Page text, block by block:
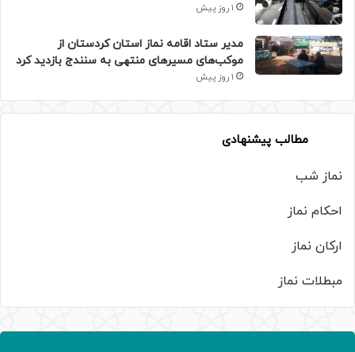
1 روز پیش
مدیر ستاد اقامه نماز استان کردستان از
موکب‌های مسیرهای منتهی به سنندج بازدید کرد
1 روز پیش
مطالب پیشنهادی
نماز شب
احکام نماز
ارکان نماز
مبطلات نماز